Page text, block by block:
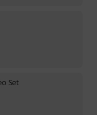
Set